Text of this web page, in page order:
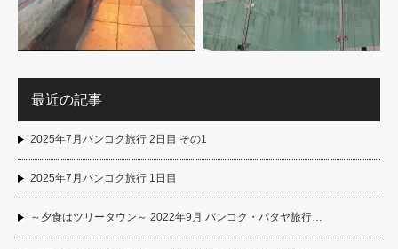
最近の記事
2025年7月バンコク旅行 2日目 その1
2025年7月バンコク旅行 1日目
～夕食はツリータウン～ 2022年9月 バンコク・パタヤ旅行…